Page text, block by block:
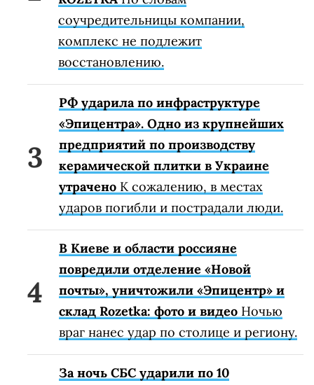
соучредительницы компании,
комплекс не подлежит
восстановлению.
РФ ударила по инфраструктуре
«Эпицентра». Одно из крупнейших
предприятий по производству
керамической плитки в Украине
утрачено К сожалению, в местах
ударов погибли и пострадали люди.
В Киеве и области россияне
повредили отделение «Новой
почты», уничтожили «Эпицентр» и
склад Rozetka: фото и видео Ночью
враг нанес удар по столице и региону.
За ночь СБС ударили по 10